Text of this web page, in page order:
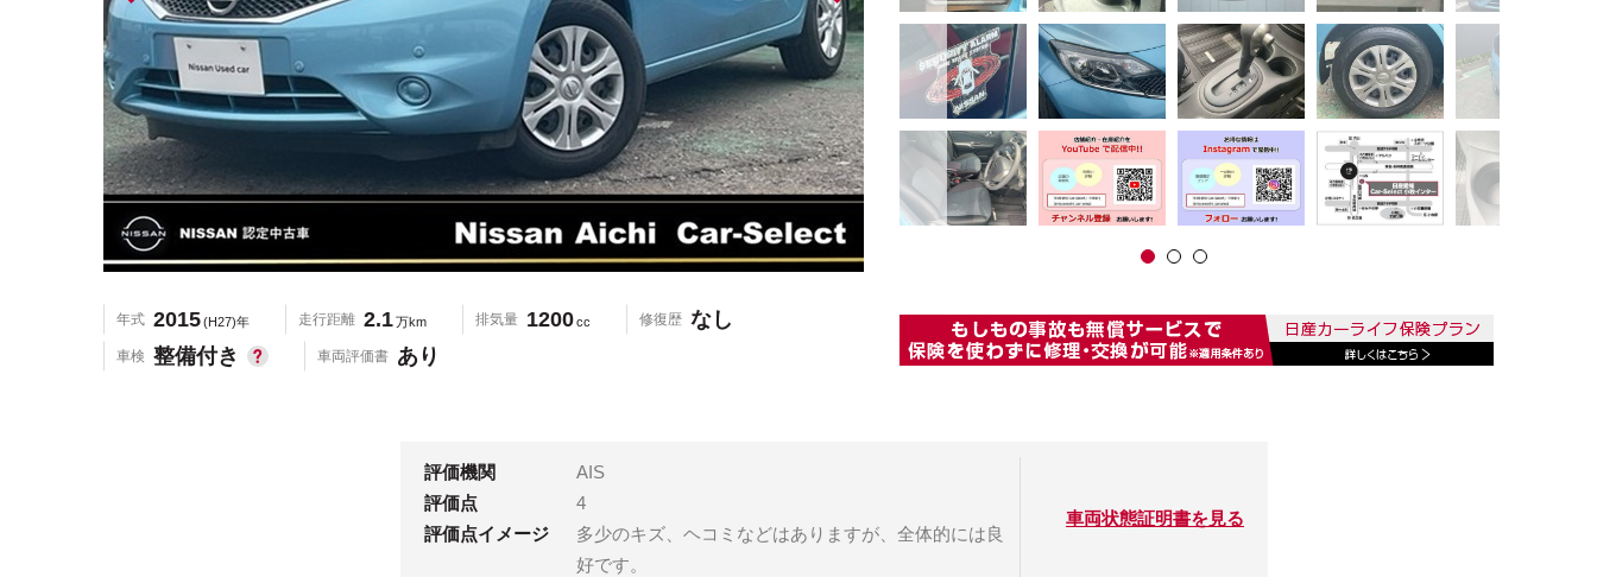
年式 2015(H27)年 走行距離 2.1万km 排気量 1200cc 修復歴 なし
車検 整備付き 車両評価書 あり
評価機関
AIS
評価点
4
評価点イメージ
多少のキズ、ヘコミなどはありますが、全体的には良
好です。
車両状態証明書を見る